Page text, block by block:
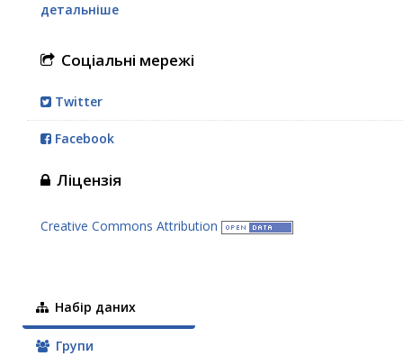
детальніше
Соціальні мережі
Twitter
Facebook
Ліцензія
Creative Commons Attribution
Набір даних
Групи